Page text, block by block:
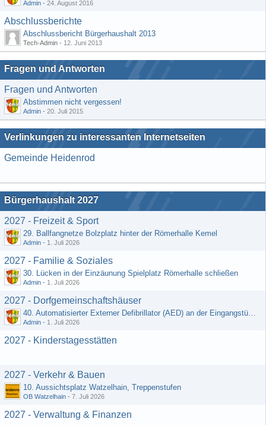
Admin - 24. August 2016
Abschlussberichte
Abschlussbericht Bürgerhaushalt 2013
Tech-Admin - 12. Juni 2013
Fragen und Antworten
Fragen und Antworten
Abstimmen nicht vergessen!
Admin - 20. Juli 2015
Verlinkungen zu interessanten Internetseiten
Gemeinde Heidenrod
Bürgerhaushalt 2027
2027 - Freizeit & Sport
29. Ballfangnetze Bolzplatz hinter der Römerhalle Kemel
Admin - 1. Juli 2026
2027 - Familie & Soziales
30. Lücken in der Einzäunung Spielplatz Römerhalle schließen
Admin - 1. Juli 2026
2027 - Dorfgemeinschaftshäuser
40. Automatisierter Externer Defibrillator (AED) an der Eingangstür zum DGH - Grebenroth
Admin - 1. Juli 2026
2027 - Kinderstagesstätten
2027 - Verkehr & Bauen
10. Aussichtsplatz Watzelhain, Treppenstufen
OB Watzelhain - 7. Juli 2026
2027 - Verwaltung & Finanzen